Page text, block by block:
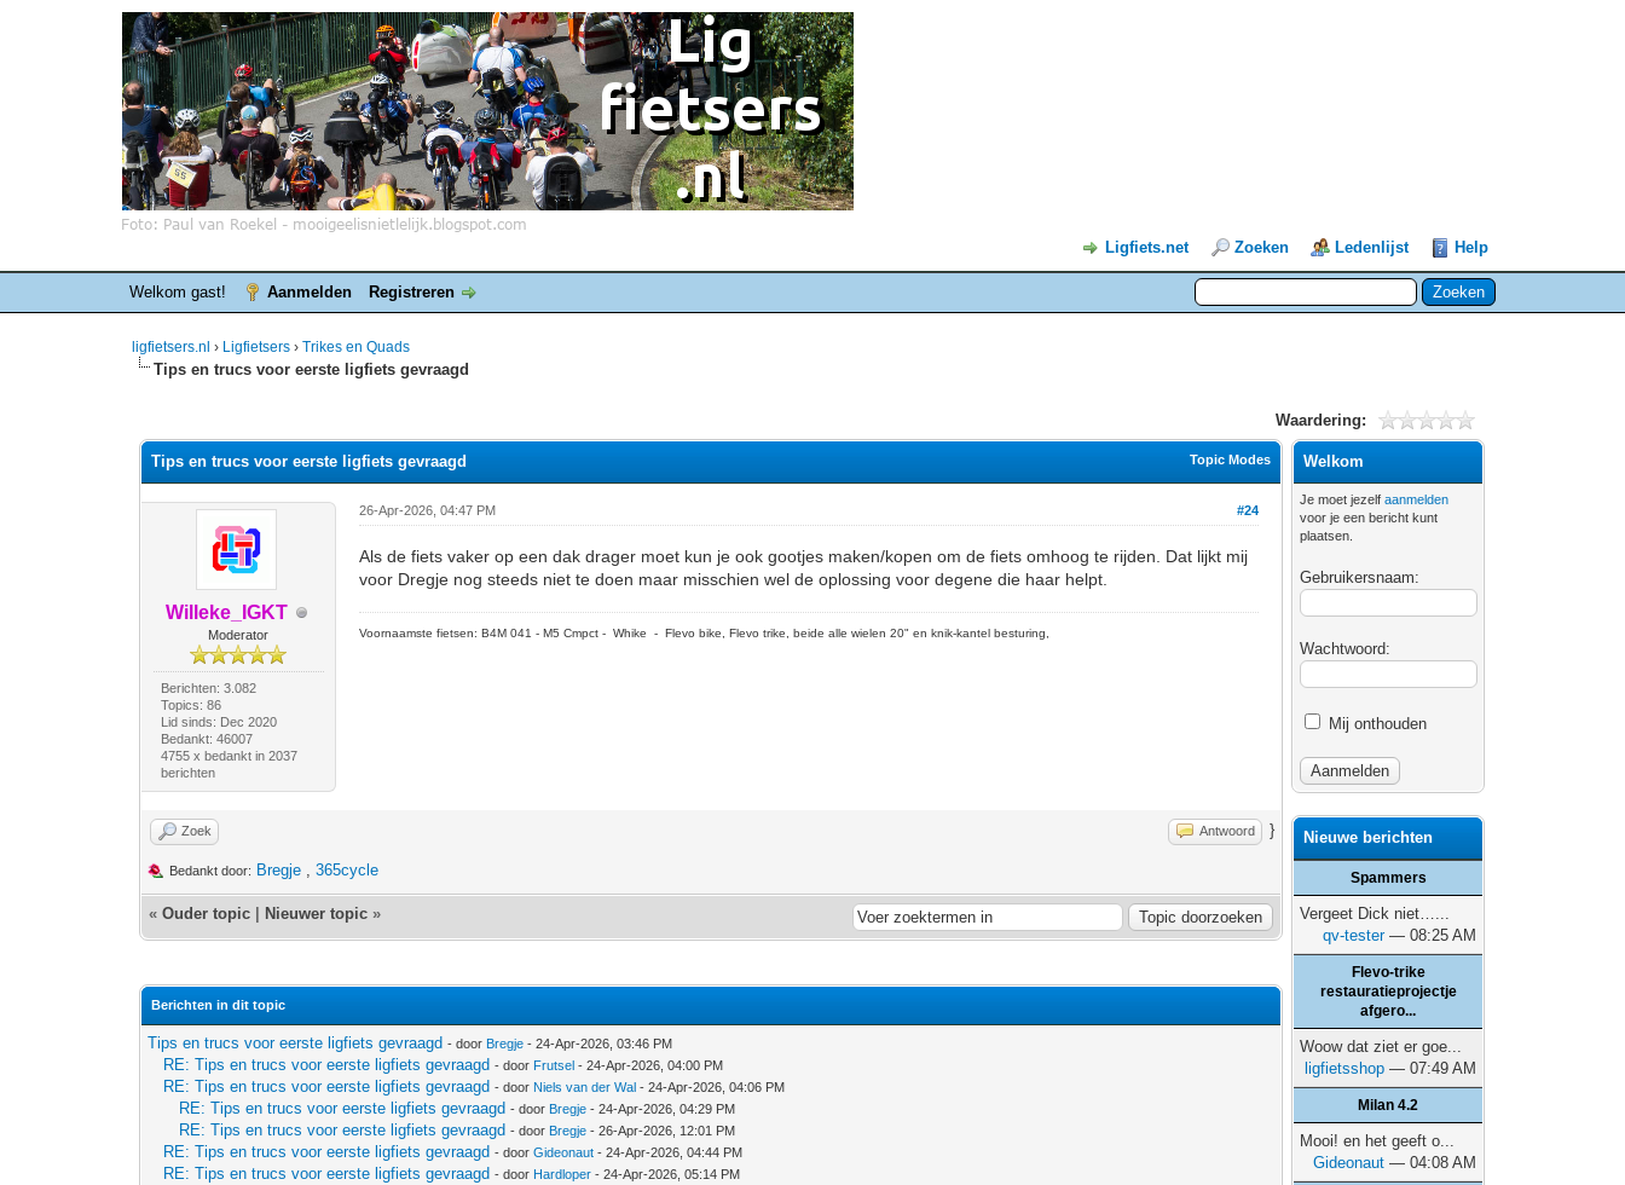
Ligfiets.net Zoeken Ledenlijst Help
Welkom gast! Aanmelden Registreren
ligfietsers.nl › Ligfietsers ›Trikes en Quads
Tips en trucs voor eerste ligfiets gevraagd
Waardering:
Topic Modes
Tips en trucs voor eerste ligfiets gevraagd
Willeke_IGKT
Moderator
Berichten: 3.082
Topics: 86
Lid sinds: Dec 2020
Bedankt: 46007
4755 x bedankt in 2037
berichten
#24
26-Apr-2026, 04:47 PM
Als de fiets vaker op een dak drager moet kun je ook gootjes maken/kopen om de fiets omhoog te rijden. Dat lijkt mij
voor Dregje nog steeds niet te doen maar misschien wel de oplossing voor degene die haar helpt.
Voornaamste fietsen: B4M 041 - M5 Cmpct - Whike - Flevo bike, Flevo trike, beide alle wielen 20" en knik-kantel besturing,
Zoek Antwoord }
Bedankt door: Bregje ,365cycle
«Ouder topic Nieuwer topic »
Berichten in dit topic
Tips en trucs voor eerste ligfiets gevraagd - door Bregje - 24-Apr-2026, 03:46 PM
RE: Tips en trucs voor eerste ligfiets gevraagd - door Frutsel - 24-Apr-2026, 04:00 PM
RE: Tips en trucs voor eerste ligfiets gevraagd - door Niels van der Wal - 24-Apr-2026, 04:06 PM
RE: Tips en trucs voor eerste ligfiets gevraagd - door Bregje - 24-Apr-2026, 04:29 PM
RE: Tips en trucs voor eerste ligfiets gevraagd - door Bregje - 26-Apr-2026, 12:01 PM
RE: Tips en trucs voor eerste ligfiets gevraagd - doorGideonaut - 24-Apr-2026, 04:44 PM
RE: Tips en trucs voor eerste ligfiets gevraagd - door Hardloper - 24-Apr-2026, 05:14 PM
Welkom
Je moet jezelfaanmelden
voor je een bericht kunt
plaatsen.
Gebruikersnaam:
Wachtwoord:
Mij onthouden
Nieuwe berichten
Spammers
Vergeet Dick niet…...
qv-tester— 08:25 AM
Flevo-trike
restauratieprojectje
afgero...
Woow dat ziet er goe...
ligfietsshop — 07:49 AM
Milan 4.2
Mooi! en het geeft o...
Gideonaut — 04:08 AM